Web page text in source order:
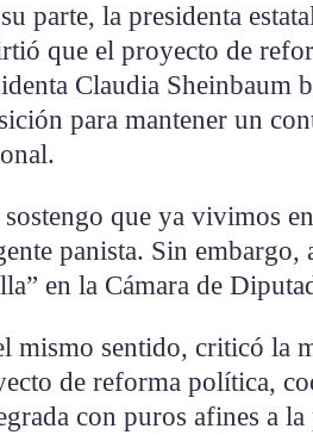
parte, la presidenta
que el proyecto de
Claudia Sheinbaum
para mantener un
sostengo que ya vivimos
panista. Sin
en la Cámara de
mismo sentido, criticó la
de reforma política,
con puros afines a la